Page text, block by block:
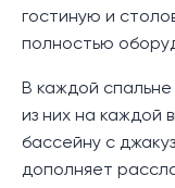
гостиную и
полностью
В каждой
из них на каждой
бассейну с
дополняет